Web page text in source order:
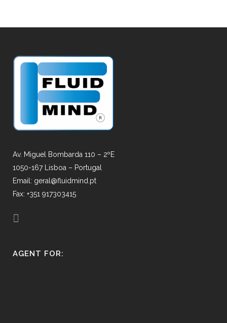
Av. Miguel Bombarda 110 – 2ºE
1050-167 Lisboa – Portugal
Email: geral@fluidmind.pt
Fax: +351 917303415
AGENT FOR: